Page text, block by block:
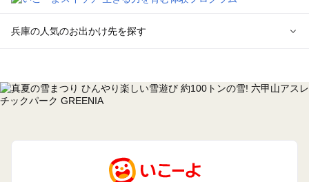
兵庫の人気のお出かけ先を探す
を探す
神戸・有馬・六甲山・西宮・明石のプールお出かけ
淡路島のプールお出かけ
城崎・豊岡・竹野のプールお出かけ
神鍋・養父・和田山・鉢伏のプールお出かけ